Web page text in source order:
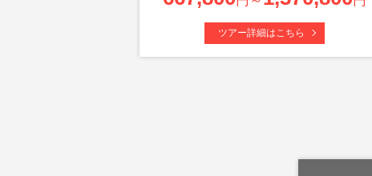
ツアー詳細はこちら